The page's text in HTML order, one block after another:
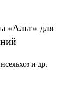
«Альт» для
и др.